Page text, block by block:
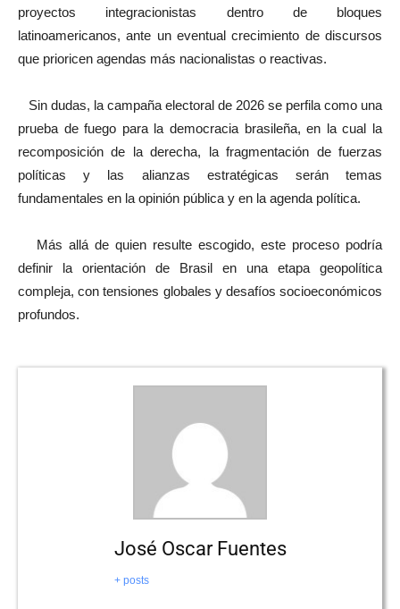
proyectos integracionistas dentro de bloques
latinoamericanos, ante un eventual crecimiento de discursos
que prioricen agendas más nacionalistas o reactivas.
Sin dudas, la campaña electoral de 2026 se perfila como una
prueba de fuego para la democracia brasileña, en la cual la
recomposición de la derecha, la fragmentación de fuerzas
políticas y las alianzas estratégicas serán temas
fundamentales en la opinión pública y en la agenda política.
Más allá de quien resulte escogido, este proceso podría
definir la orientación de Brasil en una etapa geopolítica
compleja, con tensiones globales y desafíos socioeconómicos
profundos.
José Oscar Fuentes
+ posts